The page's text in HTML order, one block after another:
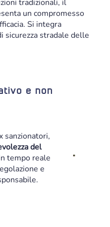
tradizionali, il
un compromesso
Si integra
stradale delle
e non
sanzionatori,
del
tempo reale
e